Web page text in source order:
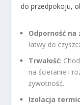
do przedpokoju,
Odporność
łatwy do
Trwałość:
na ścieranie i
żywotność.
Izolacja